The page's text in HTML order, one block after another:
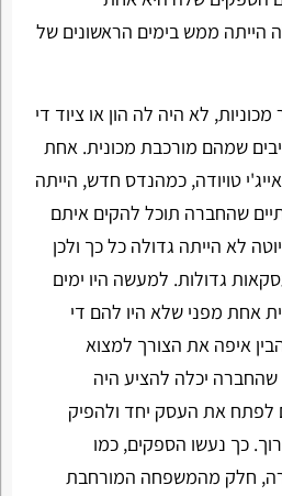
הייתה ממש בימים הראשונים של
לא היה לה הון או ציוד די
שמהם מורכבת מכונית. אחת
טויודה, כמהנדס חדש, הייתה
שהחברה תוכל להקים איתם
לא הייתה גדולה כל כך ולכן
גדולות. למעשה היו ימים
אחת מפני שלא היו להם די
איפה את הצורך למצוא
שהחברה יכלה להציע היה
לפתח את העסק יחד ולהפיק
כך נעשו הספקים, כמו
חלק מהמשפחה המורחבת